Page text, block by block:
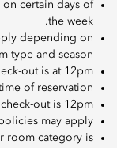
on certain days of
the week.
depending on
type and season.
out is at 12pm.
of reservation.
out is 12pm.
may apply.
room category is